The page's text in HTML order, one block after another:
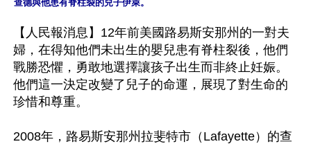
【人民報消息】12年前美國路易斯安那州的一對夫
婦，在得知他們未出生的嬰兒患有脊柱裂後，他們
戰勝恐懼，勇敢地選擇讓孩子出生而非終止妊娠。
他們這一決定改變了兒子的命運，展現了對生命的
珍惜和尊重。
2008年，路易斯安那州拉斐特市（Lafayette）的查